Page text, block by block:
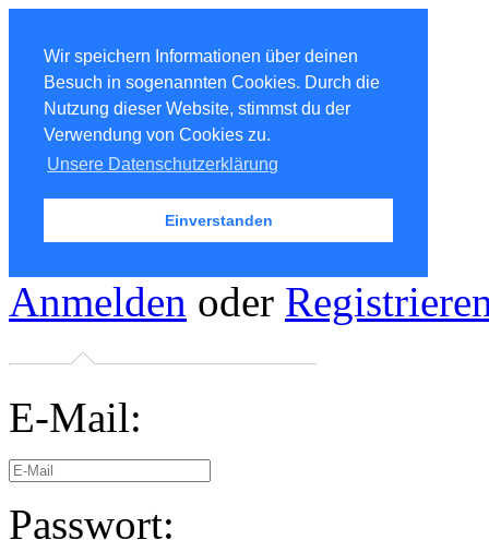
Wir speichern Informationen über deinen
Besuch in sogenannten Cookies. Durch die
Nutzung dieser Website, stimmst du der
Verwendung von Cookies zu.
Unsere Datenschutzerklärung
Einverstanden
Anmelden oder
E-Mail:
Passwort: